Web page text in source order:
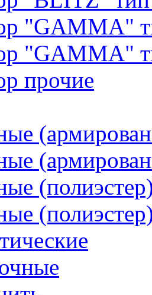
"GAMMA"
"GAMMA"
прочие